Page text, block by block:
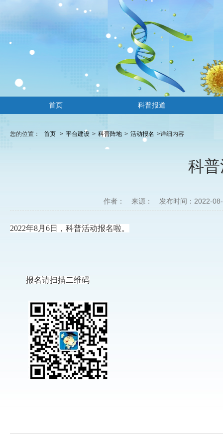
首页 科普报道
您的位置： 首页 > 平台建设 > 科普阵地 > 活动报名 >详细内容
科
作者： 来源： 发布时间：2022-
2022年8月6日，科普活动报名啦。
报名请扫描二维码